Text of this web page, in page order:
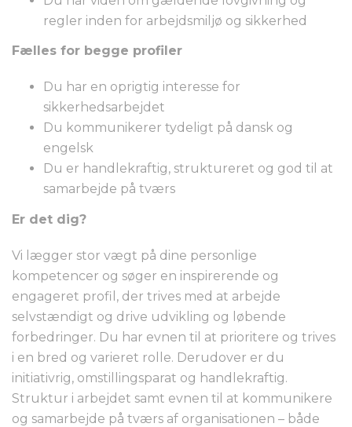
regler inden for arbejdsmiljø og sikkerhed
Fælles for begge profiler
Du har en oprigtig interesse for
sikkerhedsarbejdet
Du kommunikerer tydeligt på dansk og
engelsk
Du er handlekraftig, struktureret og god til at
samarbejde på tværs
Er det dig?
Vi lægger stor vægt på dine personlige
kompetencer og søger en inspirerende og
engageret profil, der trives med at arbejde
selvstændigt og drive udvikling og løbende
forbedringer. Du har evnen til at prioritere og trives
i en bred og varieret rolle. Derudover er du
initiativrig, omstillingsparat og handlekraftig.
Struktur i arbejdet samt evnen til at kommunikere
og samarbejde på tværs af organisationen – både